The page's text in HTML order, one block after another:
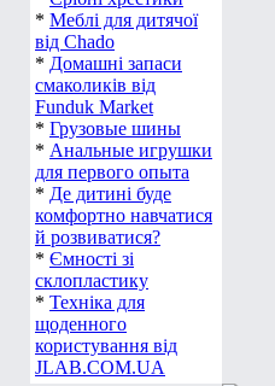
* Меблі для дитячої
від Chado
* Домашні запаси
смаколиків від
Funduk Market
* Грузовые шины
* Анальные игрушки
для первого опыта
* Де дитині буде
комфортно навчатися
й розвиватися?
* Ємності зі
склопластику
* Техніка для
щоденного
користування від
JLAB.COM.UA